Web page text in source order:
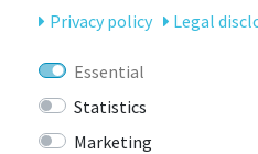
CONTACT
Privacy policy
Legal
Essential
Statistics
Marketing